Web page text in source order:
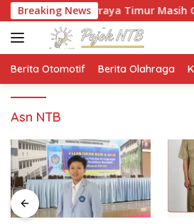
Langsung
ke
konten
Breaking News
Praya Timur Masih Gelap Gulita
Berita Otomotif Berita Olahraga
Asn NTB